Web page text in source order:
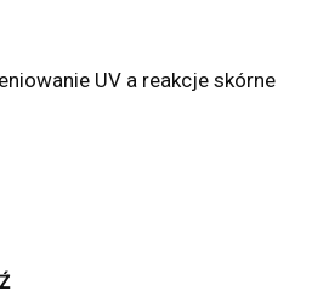
UV a reakcje skórne